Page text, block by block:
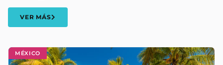
MÉXICO
VER MÁS